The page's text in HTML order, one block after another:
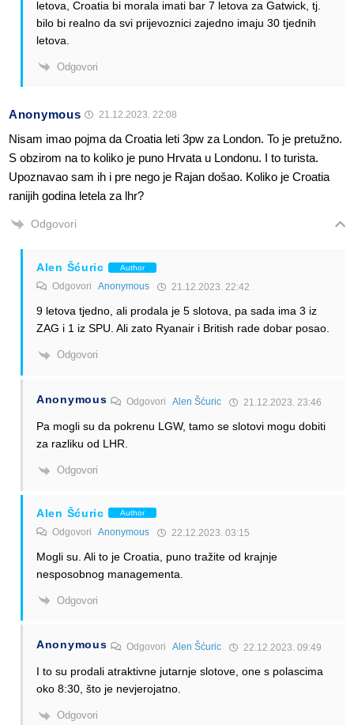
letova, Croatia bi morala imati bar 7 letova za Gatwick, tj.
bilo bi realno da svi prijevoznici zajedno imaju 30 tjednih
letova.
Odgovori
Anonymous 21.12.2023. 22:08
Nisam imao pojma da Croatia leti 3pw za London. To je pretužno.
S obzirom na to koliko je puno Hrvata u Londonu. I to turista.
Upoznavao sam ih i pre nego je Rajan došao. Koliko je Croatia
ranijih godina letela za lhr?
Odgovori
Alen Šćuric Author
Odgovori Anonymous 21.12.2023. 22:42
9 letova tjedno, ali prodala je 5 slotova, pa sada ima 3 iz
ZAG i 1 iz SPU. Ali zato Ryanair i British rade dobar posao.
Odgovori
Anonymous OdgovoriAlen Šćuric 21.12.2023. 23:46
Pa mogli su da pokrenu LGW, tamo se slotovi mogu dobiti
za razliku od LHR.
Odgovori
Alen Šćuric Author
Odgovori Anonymous 22.12.2023. 03:15
Mogli su. Ali to je Croatia, puno tražite od krajnje
nesposobnog managementa.
Odgovori
Anonymous OdgovoriAlen Šćuric 22.12.2023. 09:49
I to su prodali atraktivne jutarnje slotove, one s polascima
oko 8:30, što je nevjerojatno.
Odgovori